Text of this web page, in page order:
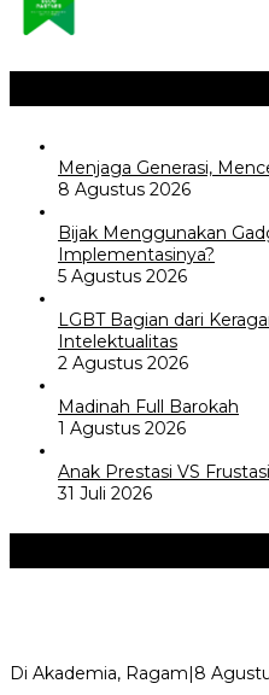
Menjaga Generasi,
8 Agustus 2026
Bijak Menggunakan
Implementasinya?
5 Agustus 2026
LGBT Bagian dari
Intelektualitas
2 Agustus 2026
Madinah Full Barokah
1 Agustus 2026
Anak Prestasi VS Frustasi
31 Juli 2026
Di Akademia, Ragam|8